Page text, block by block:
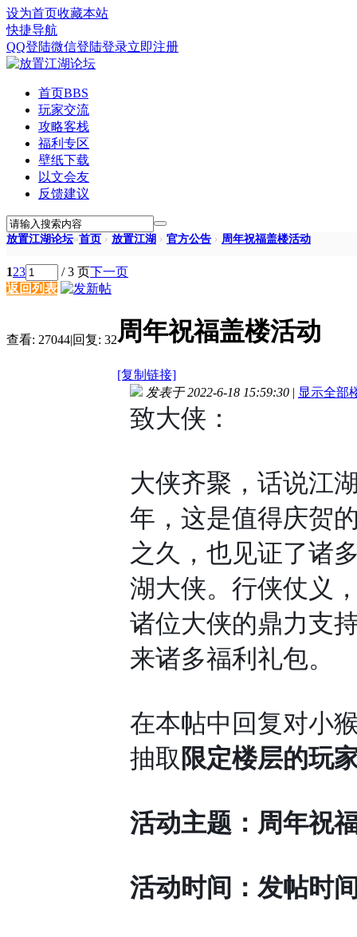
设为首页收藏本站
快捷导航
QQ登陆微信登陆登录立即注册
首页BBS
玩家交流
攻略客栈
福利专区
壁纸下载
以文会友
反馈建议
放置江湖论坛»首页 › 放置江湖 › 官方公告 › 周年祝福盖楼活动
123 / 3 页下一页
返回列表
查看: 27044|回复: 32周年祝福盖楼活动
[复制链接]
发表于 2022-6-18 15:59:30 | 显示全部
致大侠：
大侠齐聚，话说江
年，这是值得庆贺
之久，也见证了诸
湖大侠。行侠仗义
诸位大侠的鼎力支
来诸多福利礼包。
在本帖中回复对小
抽取 限定楼层的玩
活动主题：周年祝
活动时间：发帖时